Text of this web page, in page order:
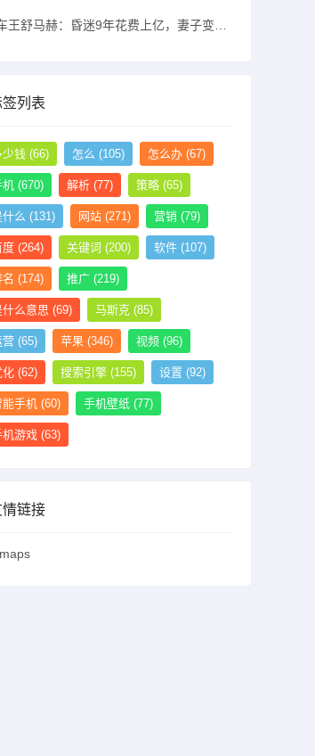
舒马赫：昏迷9年花费上亿，妻子变卖其私人飞机和别墅法拉利手机「车王舒马赫：昏迷9年花费上亿，妻子变卖其私人飞机和别墅」
列表
少钱 (66) 怎么 (105) 怎么办 (67)
机 (670) 解析 (77) 策略 (65)
什么 (131) 网站 (271) 营销 (79)
度 (264) 关键词 (200) 软件 (107)
(174) 推广 (219)
什么意思 (69) 马斯克 (85)
营 (65) 苹果 (346) 视频 (96)
化 (62) 搜索引擎 (155) 设置 (92)
能手机 (60) 手机壁纸 (77)
机游戏 (63)
情链接